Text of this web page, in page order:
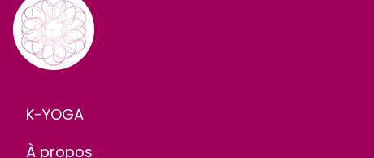
K-YOGA
À propos